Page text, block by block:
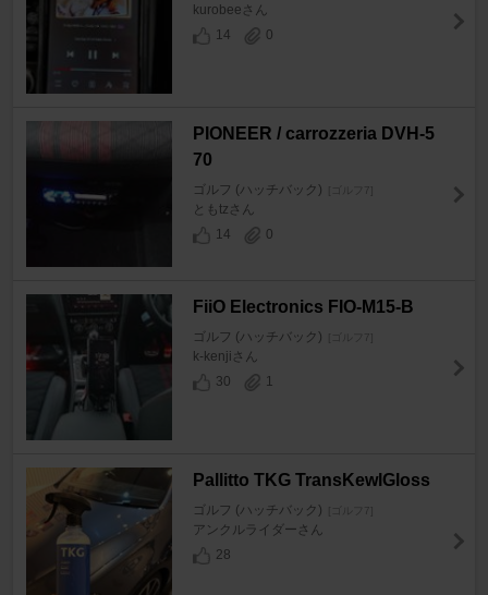
kurobeeさん
14
0
PIONEER / carrozzeria DVH-5
70
ゴルフ (ハッチバック) [ゴルフ7]
ともtzさん
14
0
FiiO Electronics FIO-M15-B
ゴルフ (ハッチバック) [ゴルフ7]
k-kenjiさん
30
1
Pallitto TKG TransKewlGloss
ゴルフ (ハッチバック) [ゴルフ7]
アンクルライダーさん
28